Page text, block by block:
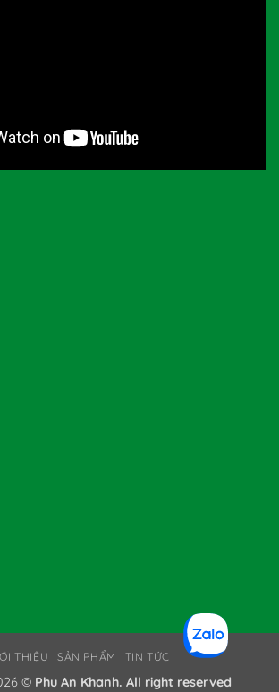
THIỆU SẢN PHẨM TIN TỨC
© Phu An Khanh. All right reserved